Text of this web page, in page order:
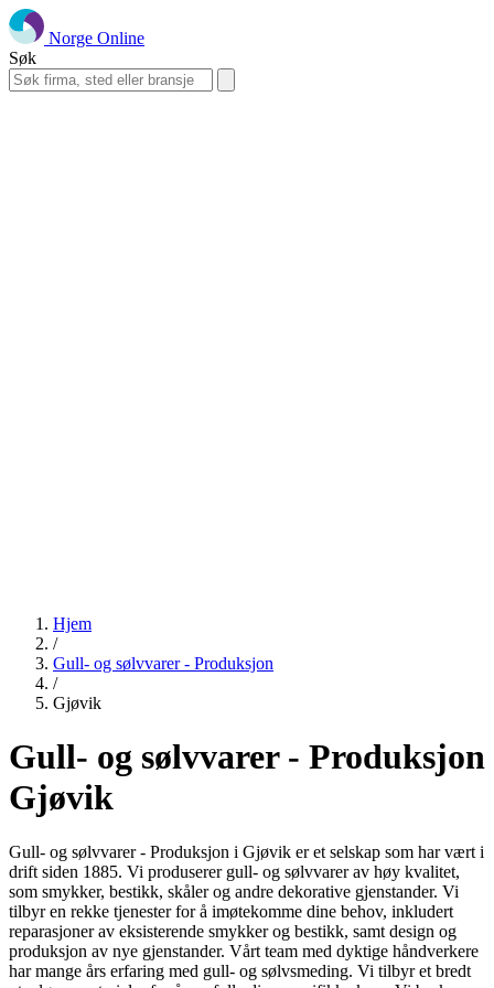
Norge Online
Søk
Hjem
/
Gull- og sølvvarer - Produksjon
/
Gjøvik
Gull- og sølvvarer - Produksjon
Gjøvik
Gull- og sølvvarer - Produksjon i Gjøvik er et selskap som har vært i
drift siden 1885. Vi produserer gull- og sølvvarer av høy kvalitet,
som smykker, bestikk, skåler og andre dekorative gjenstander. Vi
tilbyr en rekke tjenester for å imøtekomme dine behov, inkludert
reparasjoner av eksisterende smykker og bestikk, samt design og
produksjon av nye gjenstander. Vårt team med dyktige håndverkere
har mange års erfaring med gull- og sølvsmeding. Vi tilbyr et bredt